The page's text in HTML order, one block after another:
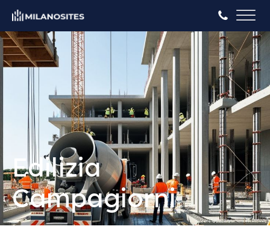
Edilizia
Campagiorni